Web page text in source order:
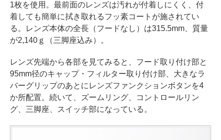
1枚を使用。最前面のレンズは汚れが付着しにくく、付
着しても簡単に拭き取れるフッ素コートが施されてい
る。レンズ本体の全長（フードなし）は315.5mm、質量
が2,140ｇ（三脚座込み）。
レンズ先端から各部を見てみると、フード取り付け部と
95mm径のキャップ・フィルター取り付け部、大きなラ
バーグリップのあとにレンズファンクションボタンを4
か所配置。続いて、ズームリング、コントロールリン
グ、三脚座、スイッチ部になっている。